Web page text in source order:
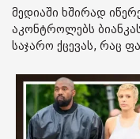
მედიაში ხშირად
აკონტროლებს
საჯარო ქცევას, რაც